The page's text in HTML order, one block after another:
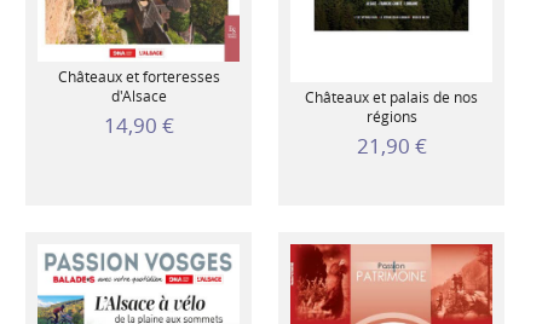
Châteaux et forteresses
d'Alsace
14,90 €
Châteaux et palais de nos
régions
21,90 €